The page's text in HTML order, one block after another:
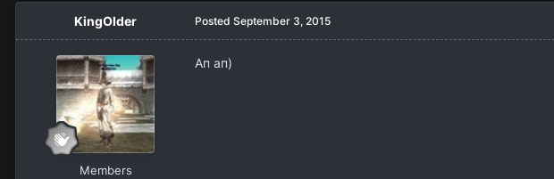
KingOlder
Members
Posted September 3, 2015
Ап ап)